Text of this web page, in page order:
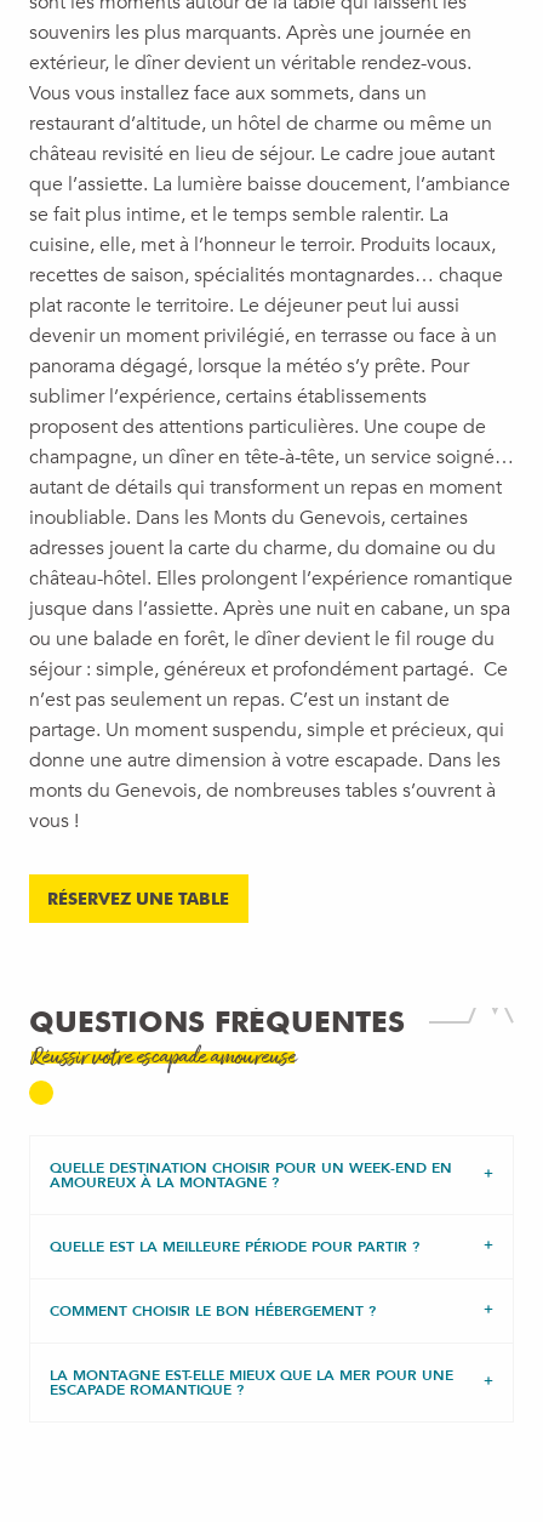
souvenirs les plus marquants. Après une journée en
extérieur, le dîner devient un véritable rendez-vous.
Vous vous installez face aux sommets, dans un
restaurant d’altitude, un hôtel de charme ou même un
château revisité en lieu de séjour. Le cadre joue autant
que l’assiette. La lumière baisse doucement, l’ambiance
se fait plus intime, et le temps semble ralentir. La
cuisine, elle, met à l’honneur le terroir. Produits locaux,
recettes de saison, spécialités montagnardes… chaque
plat raconte le territoire. Le déjeuner peut lui aussi
devenir un moment privilégié, en terrasse ou face à un
panorama dégagé, lorsque la météo s’y prête. Pour
sublimer l’expérience, certains établissements
proposent des attentions particulières. Une coupe de
champagne, un dîner en tête-à-tête, un service soigné…
autant de détails qui transforment un repas en moment
inoubliable. Dans les Monts du Genevois, certaines
adresses jouent la carte du charme, du domaine ou du
château-hôtel. Elles prolongent l’expérience romantique
jusque dans l’assiette. Après une nuit en cabane, un spa
ou une balade en forêt, le dîner devient le fil rouge du
séjour : simple, généreux et profondément partagé. Ce
n’est pas seulement un repas. C’est un instant de
partage. Un moment suspendu, simple et précieux, qui
donne une autre dimension à votre escapade. Dans les
monts du Genevois, de nombreuses tables s’ouvrent à
vous !
RÉSERVEZ UNE TABLE
QUESTIONS FRÉQUENTES
Réussir votre escapade amoureuse
QUELLE DESTINATION CHOISIR POUR UN WEEK-END EN
AMOUREUX À LA MONTAGNE ?
QUELLE EST LA MEILLEURE PÉRIODE POUR PARTIR ?
COMMENT CHOISIR LE BON HÉBERGEMENT ?
LA MONTAGNE EST-ELLE MIEUX QUE LA MER POUR UNE
ESCAPADE ROMANTIQUE ?